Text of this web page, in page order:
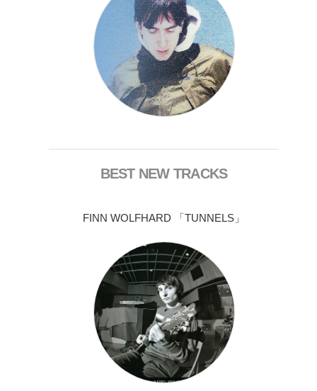
BEST NEW TRACKS
FINN WOLFHARD 「TUNNELS」